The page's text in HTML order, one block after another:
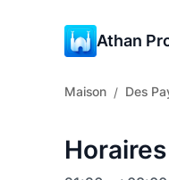
Athan
Maison / Des